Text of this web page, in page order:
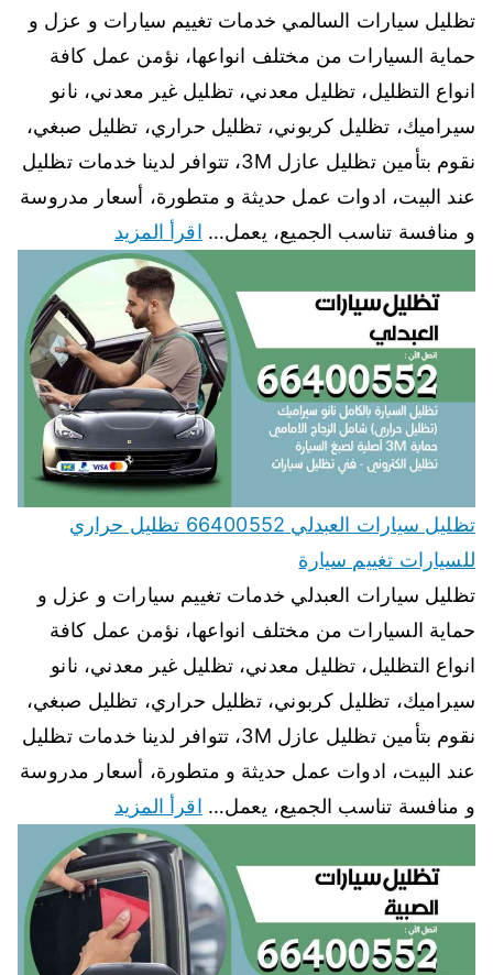
تظليل سيارات السالمي خدمات تغييم سيارات و عزل و
حماية السيارات من مختلف انواعها، نؤمن عمل كافة
انواع التظليل، تظليل معدني، تظليل غير معدني، نانو
سيراميك، تظليل كربوني، تظليل حراري، تظليل صبغي،
نقوم بتأمين تظليل عازل 3M، تتوافر لدينا خدمات تظليل
عند البيت، ادوات عمل حديثة و متطورة، أسعار مدروسة
و منافسة تناسب الجميع، يعمل… اقرأ المزيد
تظليل سيارات العبدلي 66400552 تظليل حراري
للسيارات تغييم سيارة
تظليل سيارات العبدلي خدمات تغييم سيارات و عزل و
حماية السيارات من مختلف انواعها، نؤمن عمل كافة
انواع التظليل، تظليل معدني، تظليل غير معدني، نانو
سيراميك، تظليل كربوني، تظليل حراري، تظليل صبغي،
نقوم بتأمين تظليل عازل 3M، تتوافر لدينا خدمات تظليل
عند البيت، ادوات عمل حديثة و متطورة، أسعار مدروسة
و منافسة تناسب الجميع، يعمل… اقرأ المزيد